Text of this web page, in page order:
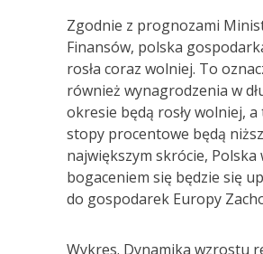
Zgodnie z prognozami
Finansów, polska
rosła coraz wolniej. To
również wynagrodzenia w
okresie będą rosły wolniej, a
stopy procentowe będą
największym skrócie, Polska
bogaceniem się będzie się
do gospodarek Europy
Wykres. Dynamika wzrostu